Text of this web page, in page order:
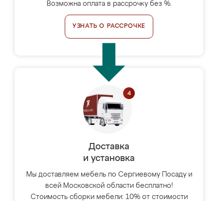
Возможна оплата в рассрочку без %.
УЗНАТЬ О РАССРОЧКЕ
Доставка
и установка
Мы доставляем мебель по Сергиевому Посаду и
всей Московской области бесплатно!
Стоимость сборки мебели: 10% от стоимости